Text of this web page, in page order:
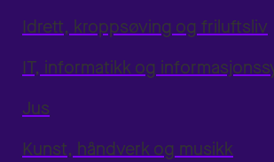
Idrett, kroppsøving og friluftsliv
IT, informatikk og
Jus
Kunst, håndverk og musikk